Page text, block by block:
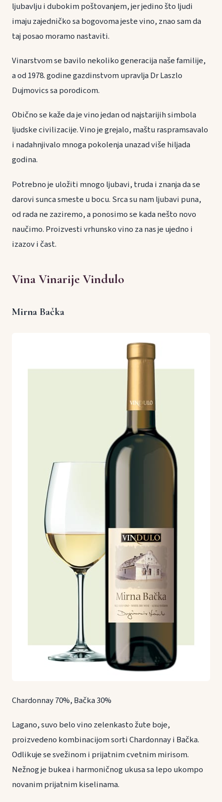
ljubavlju i dubokim poštovanjem, jer jedino što ljudi
imaju zajedničko sa bogovoma jeste vino, znao sam da
taj posao moramo nastaviti.
Vinarstvom se bavilo nekoliko generacija naše familije,
a od 1978. godine gazdinstvom upravlja Dr Laszlo
Dujmovics sa porodicom.
Obično se kaže da je vino jedan od najstarijih simbola
ljudske civilizacije. Vino je grejalo, maštu raspramsavalo
i nadahnjivalo mnoga pokolenja unazad više hiljada
godina.
Potrebno je uložiti mnogo ljubavi, truda i znanja da se
darovi sunca smeste u bocu. Srca su nam ljubavi puna,
od rada ne zaziremo, a ponosimo se kada nešto novo
naučimo. Proizvesti vrhunsko vino za nas je ujedno i
izazov i čast.
Vina Vinarije Vindulo
Mirna Bačka
Chardonnay 70%, Bačka 30%
Lagano, suvo belo vino zelenkasto žute boje,
proizvedeno kombinacijom sorti Chardonnay i Bačka.
Odlikuje se svežinom i prijatnim cvetnim mirisom.
Nežnog je bukea i harmoničnog ukusa sa lepo ukompo
novanim prijatnim kiselinama.